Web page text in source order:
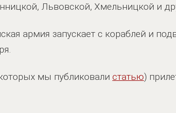
Львовской, Хмельницкой и
армия запускает с кораблей и
мы публиковали статью)